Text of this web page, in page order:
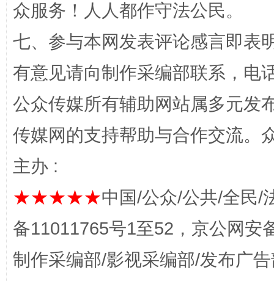
完善运行机制助力责任有效落实 一纸欠
众服务！人人都作守法公民。
七、参与本网发表评论感言即表
有意见请向制作采编部联系，电
公众传媒所有辅助网站属多元发
传媒网的支持帮助与合作交流。
主办 :
★★★★★中国/公众/公共/全民/
备11011765号1至52，京公网安
制作采编部/影视采编部/发布广